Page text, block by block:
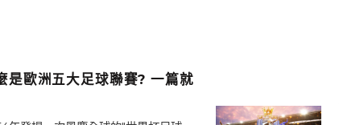
是歐洲五大足球聯賽? 一篇就